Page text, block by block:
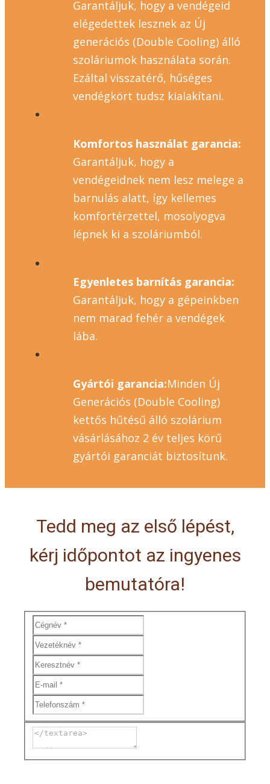
Garantáljuk, hogy a vendégeid
elégedettek lesznek az Új
generációs (Double Cooling) álló
szoláriumok használata során.
Ezáltal visszatérő, hűséges
vendégkört tudsz kialakítani.
Komfortos használat garancia:
Garantáljuk, hogy a
vendégeidnek nem lesz melege a
barnulás alatt, így kellemes
komfortérzettel, mosolyogva
lépnek ki a szoláriumból.
Egyenletes barnítás garancia:
Garantáljuk, hogy a gépeinkben
nem marad fehér a vendégek
lába.
Gyártói garancia:Minden Új
Generációs (Double Cooling)
kettős hűtésű álló szolárium
vásárlásához 2 év teljes körű
gyártói garanciát biztosítunk.
Tedd meg az első lépést,
kérj időpontot az ingyenes
bemutatóra!